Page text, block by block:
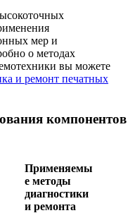
мер и
о методах
вы можете
и ремонт печатных
компонентов
Применяемы
е методы
диагностики
и ремонта